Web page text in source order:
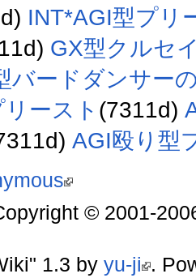
INT*AGI型プリ
GX型クルセ
バードダンサー
ースト (7311d)
AGI殴り型
© 2001-
1.3 by yu-ji .